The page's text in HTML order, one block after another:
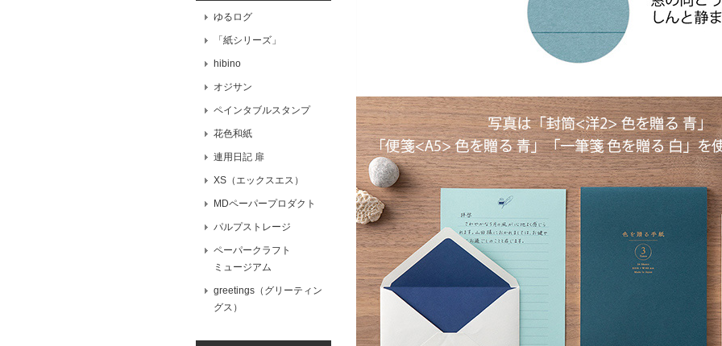
ゆるログ
「紙シリーズ」
hibino
オジサン
ペインタブルスタンプ
花色和紙
連用日記 扉
XS（エックスエス）
MDペーパープロダクト
パルプストレージ
ペーパークラフト
ミュージアム
greetings（グリーティン
グス）